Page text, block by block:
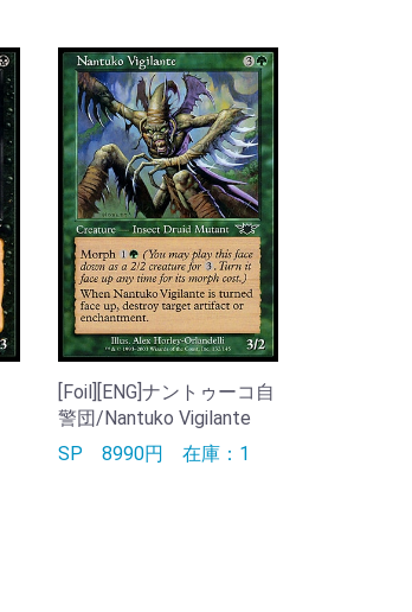
[Foil][ENG]ナントゥーコ自
警団/Nantuko Vigilante
SP8990円在庫：1